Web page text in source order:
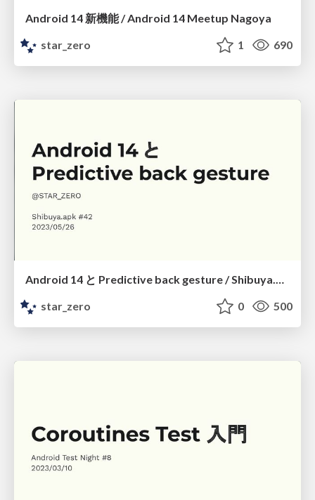
Android 14 新機能 / Android 14 Meetup Nagoya
star_zero
1 690
Android 14 と Predictive back gesture / Shibuya.apk #42
star_zero
0 500